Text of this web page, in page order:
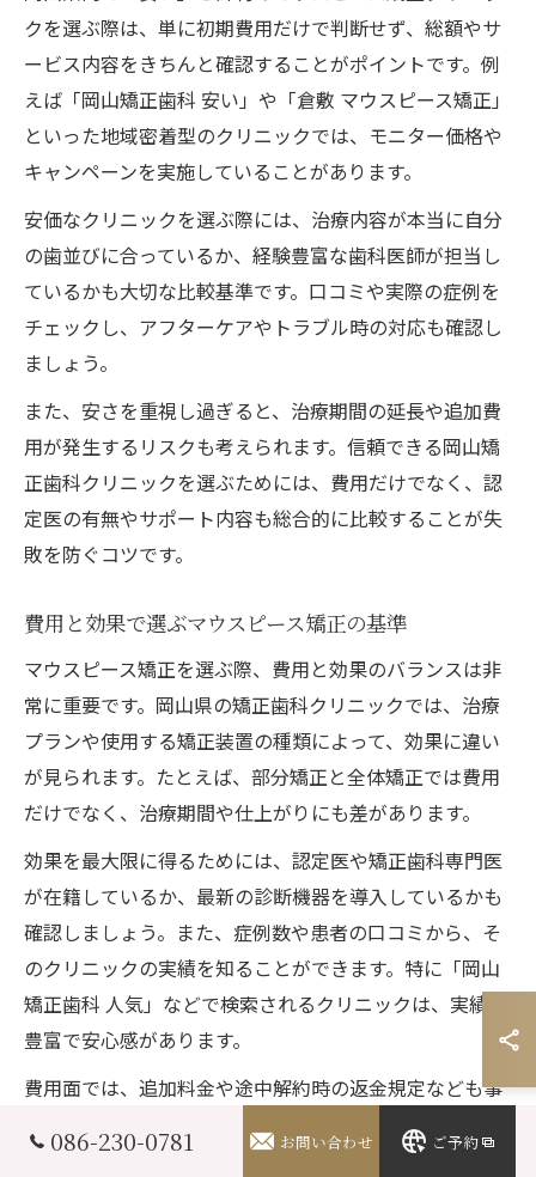
クを選ぶ際は、単に初期費用だけで判断せず、総額やサ
ービス内容をきちんと確認することがポイントです。例
えば「岡山矯正歯科 安い」や「倉敷 マウスピース矯正」
といった地域密着型のクリニックでは、モニター価格や
キャンペーンを実施していることがあります。
安価なクリニックを選ぶ際には、治療内容が本当に自分
の歯並びに合っているか、経験豊富な歯科医師が担当し
ているかも大切な比較基準です。口コミや実際の症例を
チェックし、アフターケアやトラブル時の対応も確認し
ましょう。
また、安さを重視し過ぎると、治療期間の延長や追加費
用が発生するリスクも考えられます。信頼できる岡山矯
正歯科クリニックを選ぶためには、費用だけでなく、認
定医の有無やサポート内容も総合的に比較することが失
敗を防ぐコツです。
費用と効果で選ぶマウスピース矯正の基準
マウスピース矯正を選ぶ際、費用と効果のバランスは非
常に重要です。岡山県の矯正歯科クリニックでは、治療
プランや使用する矯正装置の種類によって、効果に違い
が見られます。たとえば、部分矯正と全体矯正では費用
だけでなく、治療期間や仕上がりにも差があります。
効果を最大限に得るためには、認定医や矯正歯科専門医
が在籍しているか、最新の診断機器を導入しているかも
確認しましょう。また、症例数や患者の口コミから、そ
のクリニックの実績を知ることができます。特に「岡山
矯正歯科 人気」などで検索されるクリニックは、実績が
豊富で安心感があります。
費用面では、追加料金や途中解約時の返金規定なども事
前に確認することが大切です。費用と効果のバランスを
見極めるには、複数の岡山矯正歯科クリニックでカウン
086-230-0781 お問い合わせ ご予約